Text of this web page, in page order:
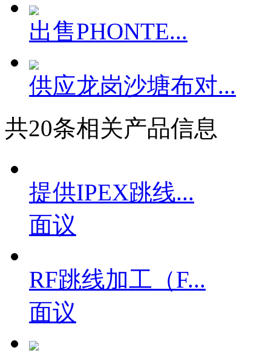
出售PHONTE...
供应龙岗沙塘布对...
共20条相关产品信息
提供IPEX跳线...
面议
RF跳线加工（F...
面议